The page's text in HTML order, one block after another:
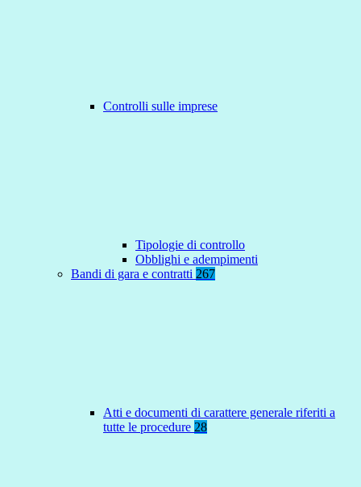
Controlli sulle imprese
Tipologie di controllo
Obblighi e adempimenti
Bandi di gara e contratti 267
Atti e documenti di carattere generale riferiti a
tutte le procedure 28